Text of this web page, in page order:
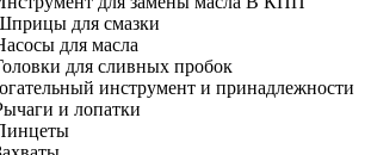
для смазки
для масла
для сливных пробок
инструмент и принадлежности
и лопатки